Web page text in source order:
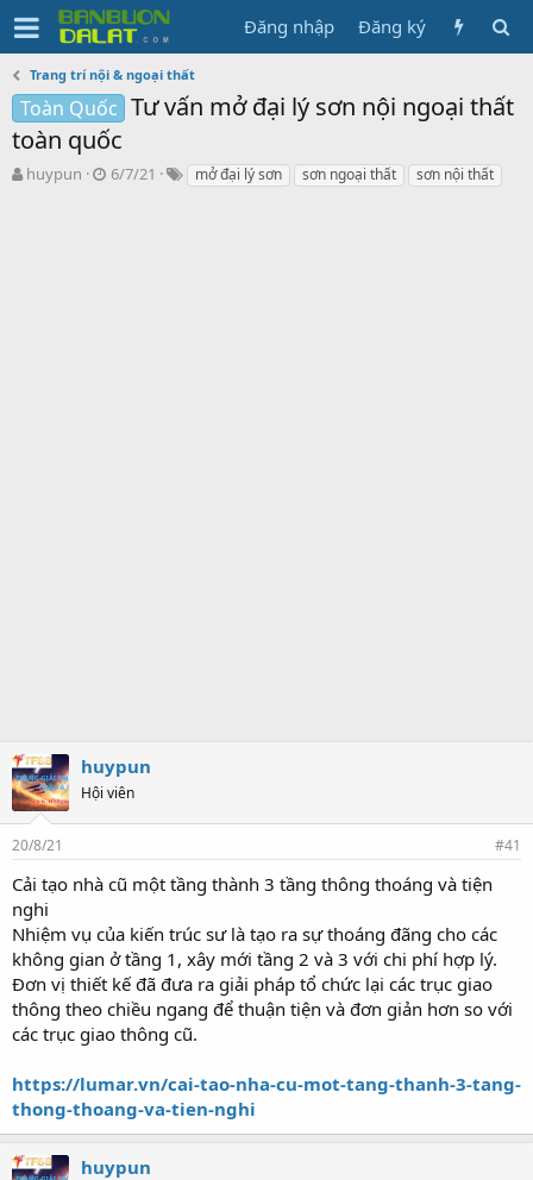
Đăng nhập Đăng ký
Trang trí nội & ngoại thất
Toàn Quốc Tư vấn mở đại lý sơn nội ngoại thất
toàn quốc
N
huypun
N
6/7/21
Tmở đại lý sơn sơn ngoại thất sơn nội thất
huypun
Hội viên
20/8/21 #41
Cải tạo nhà cũ một tầng thành 3 tầng thông thoáng và tiện
nghi
Nhiệm vụ của kiến trúc sư là tạo ra sự thoáng đãng cho các
không gian ở tầng 1, xây mới tầng 2 và 3 với chi phí hợp lý.
Đơn vị thiết kế đã đưa ra giải pháp tổ chức lại các trục giao
thông theo chiều ngang để thuận tiện và đơn giản hơn so với
các trục giao thông cũ.
https://lumar.vn/cai-tao-nha-cu-mot-tang-thanh-3-tang-
thong-thoang-va-tien-nghi
huypun